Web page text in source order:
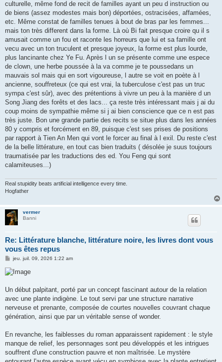
culturelle, même fond de recit de familles ayant un peu d instruction ou
de biens (assez modestes mais bon) déportées, ostracisées, affamées,
etc. Même constat de familles tenues à bout de bras par les femmes...
mais ton très different dans la forme. Là où Bi fait presque croire qu il s
amusait comme un fou et raconte les horreurs que lui et sa famille ont
vecu avec un ton truculent et presque joyeux, la forme est plus lourde,
plus lancinante chez Ye Fu. Après l un se présente comme une espece
de clown, une herbe poussée à la va comme je te poussedans un
mauvais sol mais qui en sort vigoureuse, l autre se voit en poète à l
ancienne, souffreteux (ce qui est vrai, la tuberculose c'est pas un truc
sympa c'est sûr), avec des prétentions à vivre un peu à la manière d un
Song Jiang des forêts et des lacs... ça reste très intéressant mais j ai du
coup moins de sympathie même si j ai bien conscience que ce n est pas
très juste. Bon une grande partie des recits se situe plus dans les années
80 y compris et forcément en 89, puisque c'est ses prises de positions
par rapport à Tien An Men qui vont le forcer au final à l exil. Du reste c'est
de la belle littérature, en tout cas bien traduits ( désolée je suus toujours
traumatisée par les traductions des ed. You Feng qui sont
calamiteuses...)
Real stupidity beats artificial intelligence every time.
Hogfather
vermer
Banni
Re: Littérature blanche, littérature noire, les livres dont vous
vous êtes repus
M
s
s
g
e
jeu. juil. 09, 2026 1:22 am
Un début palpitant, porté par un concept fascinant autour de la relation
avec une plante indigène. Le tout servi par une structure narrative
nerveuse et prenante, composée de courtes nouvelles couvrant chaque
génération, ainsi que par un véritable sense of wonder.
En revanche, les faiblesses du roman apparaissent rapidement : le style
manque de relief, les personnages sont peu développés et les intrigues
souffrent d'une construction pauvre et non maîtrisée. Le mystère